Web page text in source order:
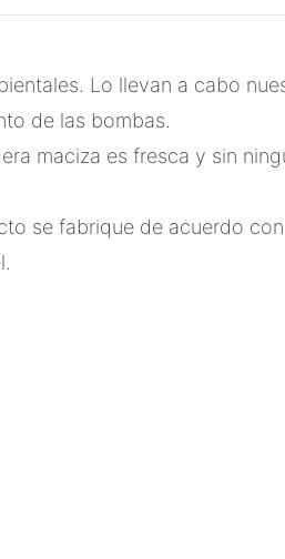
Lo llevan a cabo
de las bombas.
maciza es fresca y sin
se fabrique de acuerdo